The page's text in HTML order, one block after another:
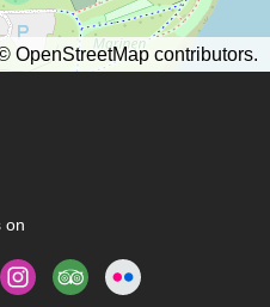
on
OpenStreetMap contributors.